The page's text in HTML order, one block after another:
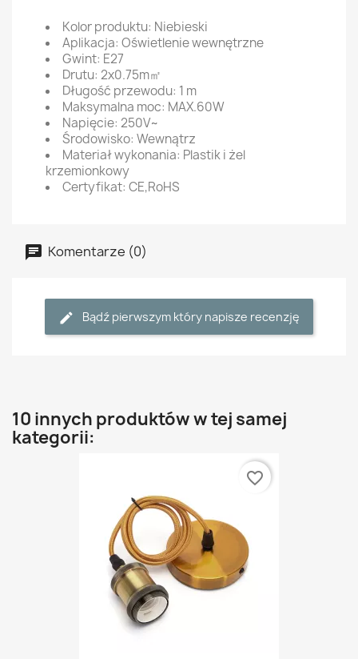
Kolor produktu: Niebieski
Aplikacja: Oświetlenie wewnętrzne
Gwint: E27
Drutu: 2x0.75m㎡
Długość przewodu: 1 m
Maksymalna moc: MAX.60W
Napięcie: 250V~
Środowisko: Wewnątrz
Materiał wykonania: Plastik i żel
krzemionkowy
Certyfikat: CE,RoHS
Komentarze (0)
Bądź pierwszym który napisze recenzję
10 innych produktów w tej samej
kategorii:
favorite_border